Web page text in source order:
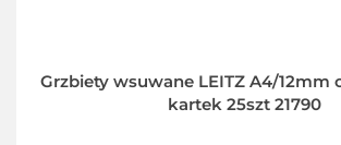
Grzbiety wsuwane LEITZ A4/12mm
kartek 25szt 21790